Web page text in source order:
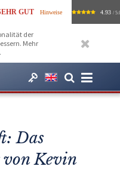
GUT Hinweise 4.93 /
der
Mehr
.
Das
von Kevin